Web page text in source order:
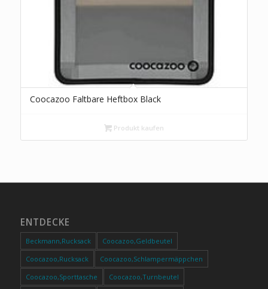
Coocazoo Faltbare Heftbox Black
Produkt kaufen
ENTDECKE
Beckmann,Rucksack
Coocazoo,Geldbeutel
Coocazoo,Rucksack
Coocazoo,Schlampermäppchen
Coocazoo,Sporttasche
Coocazoo,Turnbeutel